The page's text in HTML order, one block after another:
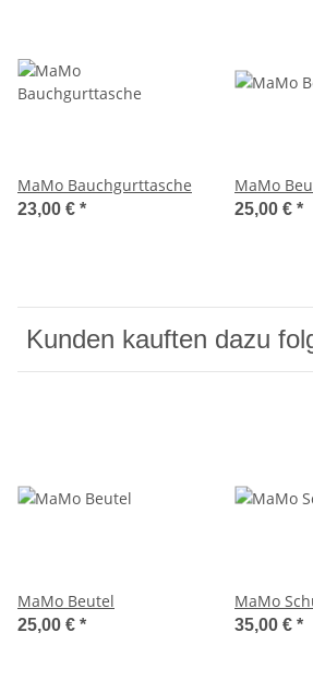
MaMo Bauchgurttasche
23,00 € *
MaMo
25,00 € *
Kunden kauften dazu
MaMo Beutel
25,00 € *
MaMo
35,00 € *